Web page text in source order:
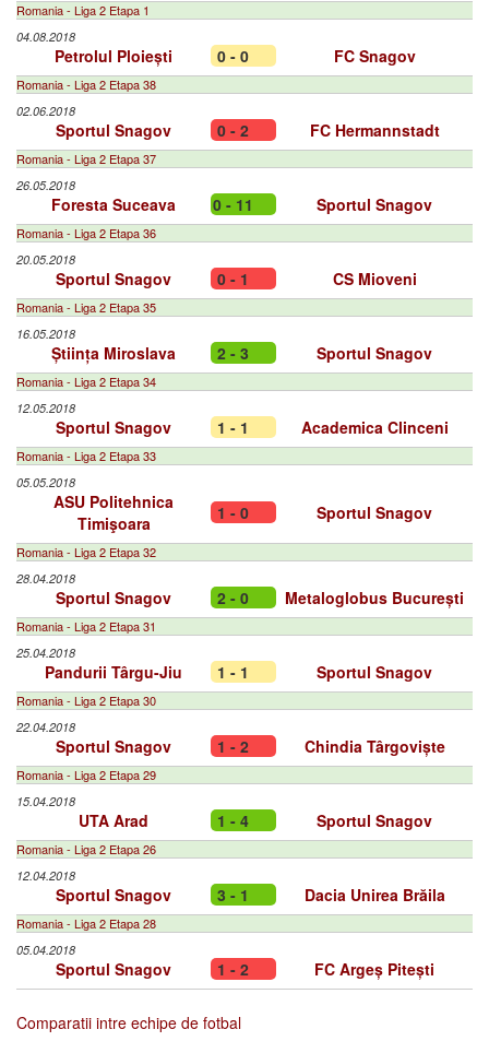
Romania - Liga 2 Etapa 1
04.08.2018
Petrolul Ploiești 0 - 0 FC Snagov
Romania - Liga 2 Etapa 38
02.06.2018
Sportul Snagov 0 - 2 FC Hermannstadt
Romania - Liga 2 Etapa 37
26.05.2018
Foresta Suceava 0 - 11 Sportul Snagov
Romania - Liga 2 Etapa 36
20.05.2018
Sportul Snagov 0 - 1 CS Mioveni
Romania - Liga 2 Etapa 35
16.05.2018
Știința Miroslava 2 - 3 Sportul Snagov
Romania - Liga 2 Etapa 34
12.05.2018
Sportul Snagov 1 - 1 Academica Clinceni
Romania - Liga 2 Etapa 33
05.05.2018
ASU Politehnica
Timişoara
1 - 0 Sportul Snagov
Romania - Liga 2 Etapa 32
28.04.2018
Sportul Snagov 2 - 0 Metaloglobus București
Romania - Liga 2 Etapa 31
25.04.2018
Pandurii Târgu-Jiu 1 - 1 Sportul Snagov
Romania - Liga 2 Etapa 30
22.04.2018
Sportul Snagov 1 - 2 Chindia Târgoviște
Romania - Liga 2 Etapa 29
15.04.2018
UTA Arad 1 - 4 Sportul Snagov
Romania - Liga 2 Etapa 26
12.04.2018
Sportul Snagov 3 - 1 Dacia Unirea Brăila
Romania - Liga 2 Etapa 28
05.04.2018
Sportul Snagov 1 - 2 FC Argeș Pitești
Comparatii intre echipe de fotbal